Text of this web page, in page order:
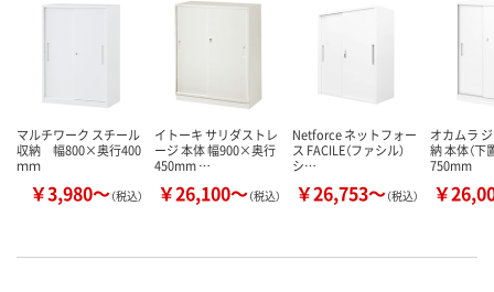
マルチワーク スチール
収納 幅800×奥行400
ｍｍ
￥3,980～（税込）
イトーキ サリダストレ
ージ 本体 幅900×奥行
450mm …
￥26,100～（税込）
Netforce ネットフォー
ス FACILE（ファシル）
シ…
￥26,753～（税込）
オカムラ
納 本体（下
750mm
￥